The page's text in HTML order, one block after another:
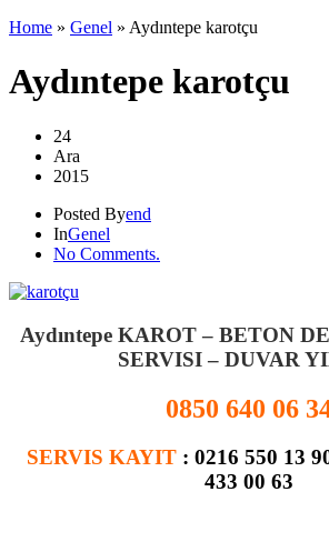
Home » Genel » Aydıntepe karotçu
Aydıntepe karotçu
24
Ara
2015
Posted Byend
InGenel
No Comments.
Aydıntepe KAROT – BETON
SERVISI – DUVAR
0850 640 06
SERVIS KAYIT : 0216 550 13
433 00 63